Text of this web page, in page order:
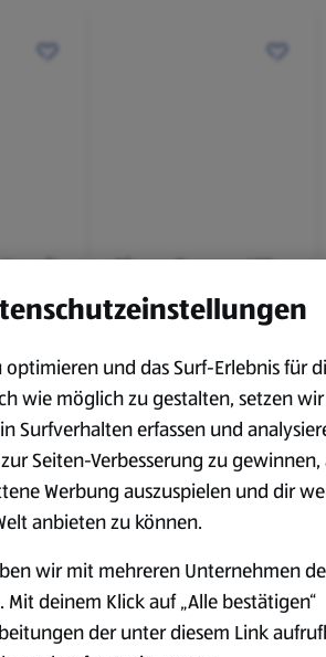
mit
Bianco Toscana IGT
0,75 l
Spare 20 %
2,79 € 3,49 €
Bio-Produkte
und das Surf-Erlebnis für
wie möglich zu gestalten, setzen wir
Surfverhalten erfassen und
Seiten-Verbesserung zu gewinnen,
Werbung auszuspielen und dir
anbieten zu können.
wir mit mehreren Unternehmen
Mit deinem Klick auf „Alle bestätigen“
der unter diesem Link